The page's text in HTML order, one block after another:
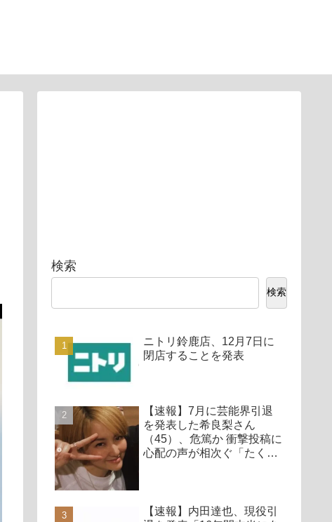
検索
検索
ニトリ鈴鹿店、12月7日に
閉店することを発表
【速報】7月に芸能界引退
を発表した希良梨さん
（45）、危篤か 衝撃投稿に
心配の声が相次ぐ「たくさ
【速報】内田達也、現役引